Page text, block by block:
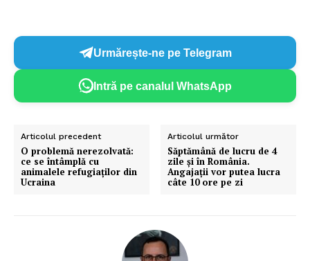
Urmărește-ne pe Telegram
Intră pe canalul WhatsApp
Articolul precedent
O problemă nerezolvată:
ce se întâmplă cu
animalele refugiaților din
Ucraina
Articolul următor
Săptămână de lucru de 4
zile și în România.
Angajații vor putea lucra
câte 10 ore pe zi